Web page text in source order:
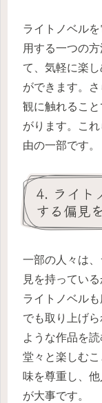
ライトノベル
用する一つの
て、気軽に楽
ができます。
観に触れるこ
がります。こ
由の一部です。
4. ライト
する偏見
一部の人々は
見を持ってい
ライトノベル
でも取り上げ
ような作品を
堂々と楽しむ
味を尊重し、
が大事です。